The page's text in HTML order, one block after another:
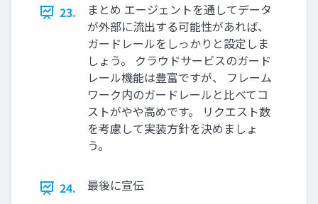
23.
まとめ エージェントを通してデータ
が外部に流出する可能性があれば、
ガードレールをしっかりと設定しま
しょう。 クラウドサービスのガード
レール機能は豊富ですが、 フレーム
ワーク内のガードレールと比べてコ
ストがやや高めです。 リクエスト数
を考慮して実装方針を決めましょ
う。
24. 最後に宣伝